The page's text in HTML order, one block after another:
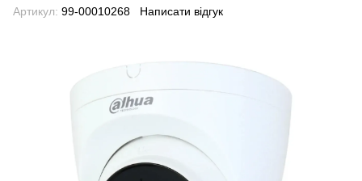
Артикул: 99-00010268 Написати відгук